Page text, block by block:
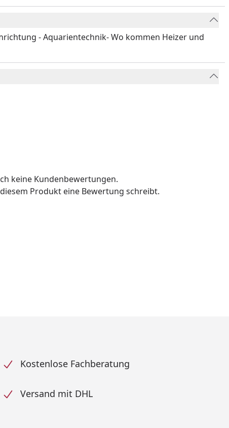
- Aquarientechnik- Wo kommen Heizer und
Youtube-Video
keine Kundenbewertungen.
Produkt eine Bewertung schreibt.
Kostenlose Fachberatung
Versand mit DHL